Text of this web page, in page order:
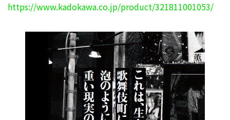
https://www.kadokawa.co.jp/product/321811001053/